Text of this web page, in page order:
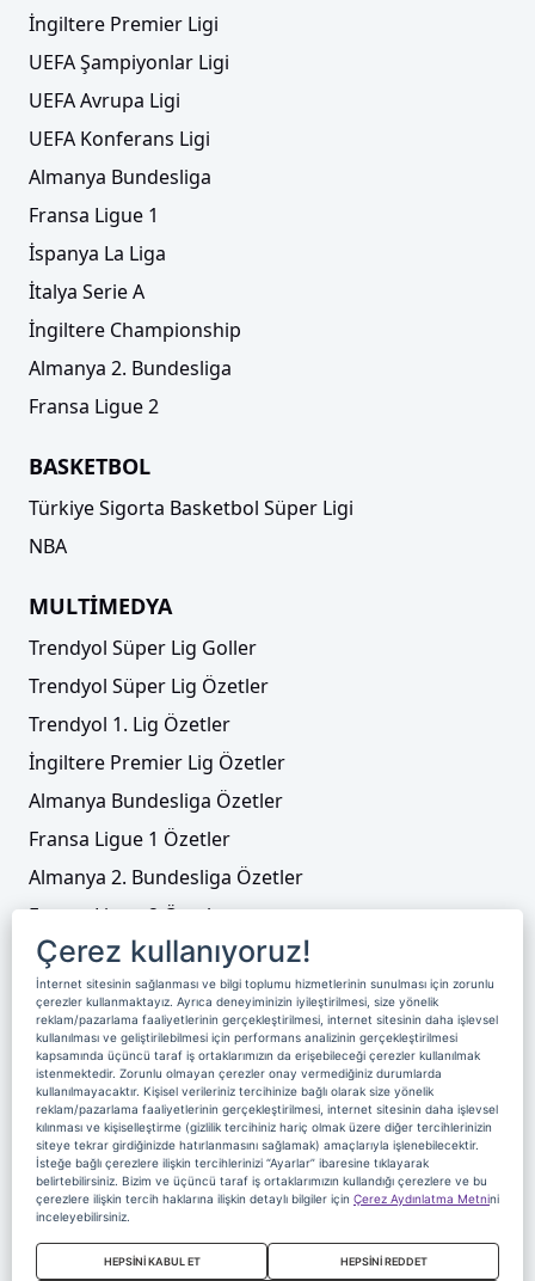
İngiltere Premier Ligi
UEFA Şampiyonlar Ligi
UEFA Avrupa Ligi
UEFA Konferans Ligi
Almanya Bundesliga
Fransa Ligue 1
İspanya La Liga
İtalya Serie A
İngiltere Championship
Almanya 2. Bundesliga
Fransa Ligue 2
BASKETBOL
Türkiye Sigorta Basketbol Süper Ligi
NBA
MULTİMEDYA
Trendyol Süper Lig Goller
Trendyol Süper Lig Özetler
Trendyol 1. Lig Özetler
İngiltere Premier Lig Özetler
Almanya Bundesliga Özetler
Fransa Ligue 1 Özetler
Almanya 2. Bundesliga Özetler
Fransa Ligue 2 Özetler
Tenis
Video Liste
Foto Galeriler
Üyelik Yayın Akışı Reklam
Site Sözleşmesi
Künye ve İletişim
Çerez Politikası
Çerez Yönetimi
Veri Sahibi Başvuru Formu
Nereden İzlerim
Copyright 2020 Digiturk Bu siteyi kullanarak sözleşmeyi kabul etmiş
sayılırsınız.
Çerez kullanıyoruz!
İnternet sitesinin sağlanması ve bilgi toplumu hizmetlerinin sunulması için zorunlu
çerezler kullanmaktayız. Ayrıca deneyiminizin iyileştirilmesi, size yönelik
reklam/pazarlama faaliyetlerinin gerçekleştirilmesi, internet sitesinin daha işlevsel
kullanılması ve geliştirilebilmesi için performans analizinin gerçekleştirilmesi
kapsamında üçüncü taraf iş ortaklarımızın da erişebileceği çerezler kullanılmak
istenmektedir. Zorunlu olmayan çerezler onay vermediğiniz durumlarda
kullanılmayacaktır. Kişisel verileriniz tercihinize bağlı olarak size yönelik
reklam/pazarlama faaliyetlerinin gerçekleştirilmesi, internet sitesinin daha işlevsel
kılınması ve kişiselleştirme (gizlilik tercihiniz hariç olmak üzere diğer tercihlerinizin
siteye tekrar girdiğinizde hatırlanmasını sağlamak) amaçlarıyla işlenebilecektir.
İsteğe bağlı çerezlere ilişkin tercihlerinizi “Ayarlar” ibaresine tıklayarak
belirtebilirsiniz. Bizim ve üçüncü taraf iş ortaklarımızın kullandığı çerezlere ve bu
çerezlere ilişkin tercih haklarına ilişkin detaylı bilgiler için Çerez Aydınlatma Metnini
inceleyebilirsiniz.
HEPSİNİ KABUL ET HEPSİNİ REDDET